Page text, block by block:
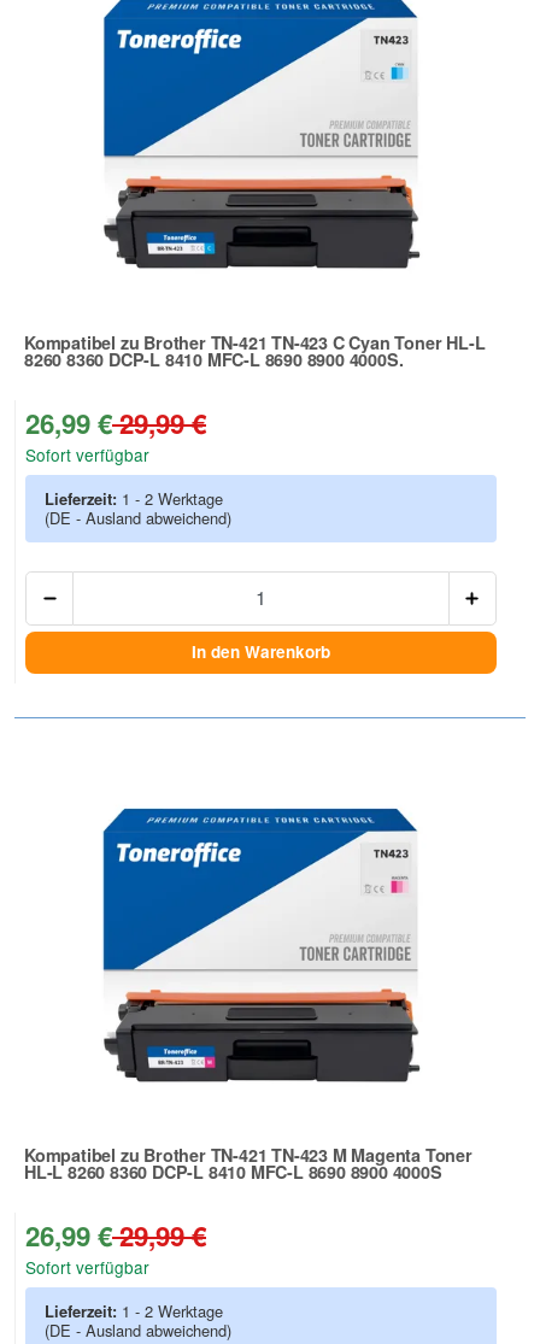
Kompatibel zu Brother TN-421 TN-423 C Cyan Toner HL-L
8260 8360 DCP-L 8410 MFC-L 8690 8900 4000S.
Zur Artikelbewertung
26,99 €29,99 €
Sofort verfügbar
Lieferzeit: 1 - 2 Werktage
(DE - Ausland abweichend)
In den Warenkorb
Kompatibel zu Brother TN-421 TN-423 M Magenta Toner
HL-L 8260 8360 DCP-L 8410 MFC-L 8690 8900 4000S
26,99 €29,99 €
Sofort verfügbar
Lieferzeit: 1 - 2 Werktage
(DE - Ausland abweichend)